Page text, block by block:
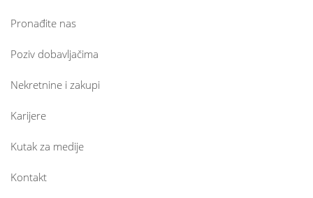
Pronađite nas
Poziv dobavljačima
Nekretnine i zakupi
Karijere
Kutak za medije
Kontakt